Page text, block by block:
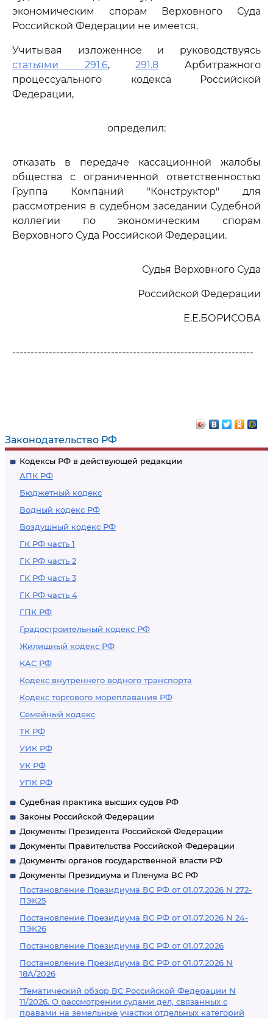
Законодательство РФ
Кодексы РФ в действующей редакции
АПК РФ
Бюджетный кодекс
Водный кодекс РФ
Воздушный кодекс РФ
ГК РФ часть 1
ГК РФ часть 2
ГК РФ часть 3
ГК РФ часть 4
ГПК РФ
Градостроительный кодекс РФ
Жилищный кодекс РФ
КАС РФ
Кодекс внутреннего водного транспорта
Кодекс торгового мореплавания РФ
Семейный кодекс
ТК РФ
УИК РФ
УК РФ
УПК РФ
Судебная практика высших судов РФ
Законы Российской Федерации
Документы Президента Российской Федерации
Документы Правительства Российской Федерации
Документы органов государственной власти РФ
Документы Президиума и Пленума ВС РФ
Постановление Президиума ВС РФ от 01.07.2026 N 272-
ПЭК25
Постановление Президиума ВС РФ от 01.07.2026 N 24-
ПЭК26
Постановление Президиума ВС РФ от 01.07.2026
Постановление Президиума ВС РФ от 01.07.2026 N
18А/2026
"Тематический обзор ВС Российской Федерации N
11/2026. О рассмотрении судами дел, связанных с
правами на земельные участки отдельных категорий
экономическим спорам Верховного Суда
Российской Федерации не имеется.
Учитывая изложенное и руководствуясь
статьями 291.6,291.8 Арбитражного
процессуального кодекса Российской
Федерации,
определил:
отказать в передаче кассационной жалобы
общества с ограниченной ответственностью
Группа Компаний "Конструктор" для
рассмотрения в судебном заседании Судебной
коллегии по экономическим спорам
Верховного Суда Российской Федерации.
Судья Верховного Суда
Российской Федерации
Е.Е.БОРИСОВА
------------------------------------------------------------------